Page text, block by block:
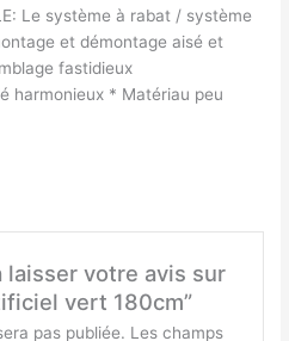
Le système à rabat / système
et démontage aisé et
fastidieux
harmonieux * Matériau peu
laisser votre avis sur
vert 180cm”
pas publiée. Les champs